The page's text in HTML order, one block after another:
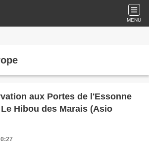
MENU
aux Portes de l'Essonne
Hibou des Marais (Asio